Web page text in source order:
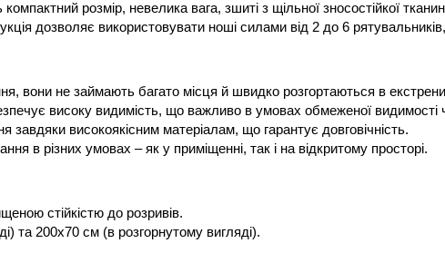
розмір, невелика вага, зшиті з щільної зносостійкої
дозволяє використовувати ноші силами від 2 до 6
вони не займають багато місця й швидко розгортаються в
високу видимість, що важливо в умовах обмеженої
завдяки високоякісним матеріалам, що гарантує довговічність.
в різних умовах – як у приміщенні, так і на відкритому просторі.
стійкістю до розривів.
та 200х70 см (в розгорнутому вигляді).